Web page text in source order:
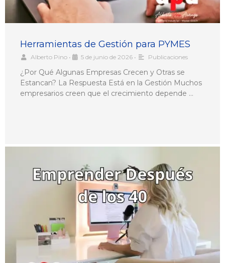
Herramientas de Gestión para PYMES
Alberto Pino • 5 de junio de 2026 • Publicaciones
¿Por Qué Algunas Empresas Crecen y Otras se
Estancan? La Respuesta Está en la Gestión Muchos
empresarios creen que el crecimiento depende …